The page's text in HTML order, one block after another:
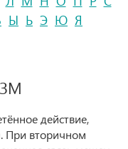
Ы Ь Э Ю Я
действие,
При вторичном